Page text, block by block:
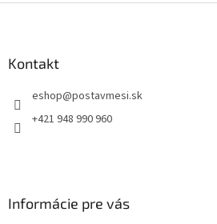
Kontakt
eshop@postavmesi.sk
+421 948 990 960
Informácie pre vás